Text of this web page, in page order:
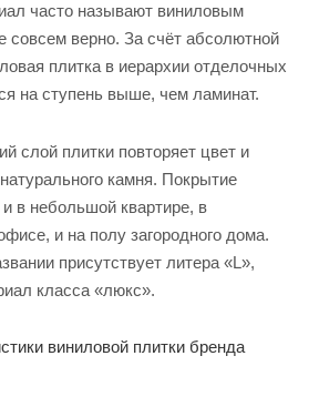
часто называют виниловым
совсем верно. За счёт абсолютной
плитка в иерархии отделочных
на ступень выше, чем ламинат.
слой плитки повторяет цвет и
камня. Покрытие
в небольшой квартире, в
и на полу загородного дома.
присутствует литера «L»,
класса «люкс».
виниловой плитки бренда